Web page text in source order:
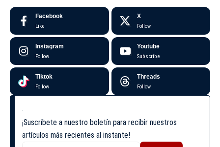
Facebook
Like
X
Follow
Instagram
Follow
Youtube
Subscribe
Tiktok
Follow
Threads
Follow
¡Suscríbete a nuestro boletín para recibir nuestros
artículos más recientes al instante!